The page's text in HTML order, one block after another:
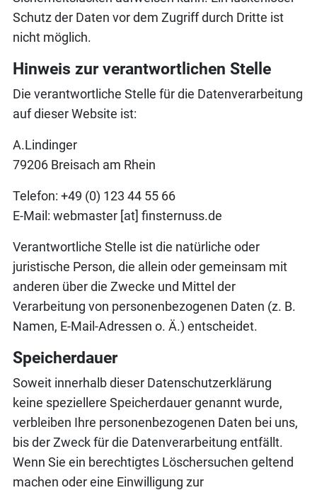
Schutz der Daten vor dem Zugriff durch Dritte ist
nicht möglich.
Hinweis zur verantwortlichen Stelle
Die verantwortliche Stelle für die Datenverarbeitung
auf dieser Website ist:
A.Lindinger
79206 Breisach am Rhein
Telefon: +49 (0) 123 44 55 66
E-Mail: webmaster [at] finsternuss.de
Verantwortliche Stelle ist die natürliche oder
juristische Person, die allein oder gemeinsam mit
anderen über die Zwecke und Mittel der
Verarbeitung von personenbezogenen Daten (z. B.
Namen, E-Mail-Adressen o. Ä.) entscheidet.
Speicherdauer
Soweit innerhalb dieser Datenschutzerklärung
keine speziellere Speicherdauer genannt wurde,
verbleiben Ihre personenbezogenen Daten bei uns,
bis der Zweck für die Datenverarbeitung entfällt.
Wenn Sie ein berechtigtes Löschersuchen geltend
machen oder eine Einwilligung zur